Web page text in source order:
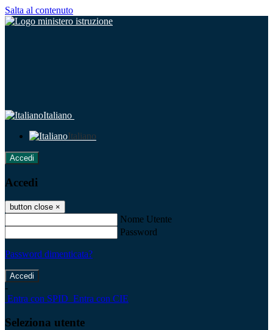
Salta al contenuto
Italiano
Italiano
Accedi
Accedi
button close ×
Nome Utente
Password
Password dimenticata?
-
Entra con SPID Entra con CIE
Seleziona utente